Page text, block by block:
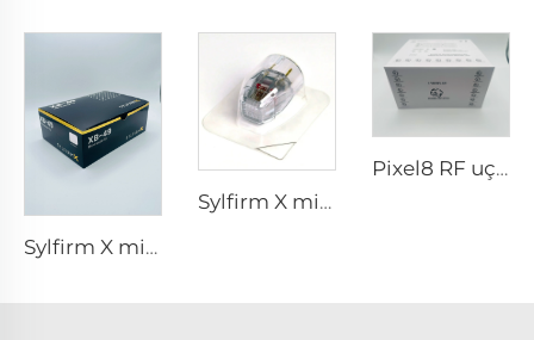
Sylfirm X mikroiğneleme rf cilt bakımı sylfirm X uçları XB-49
Sylfirm X mikroiğneleme rf ucu sylfirm x XE-25 kartuşu Viol'dan
Pixel8 RF uçları